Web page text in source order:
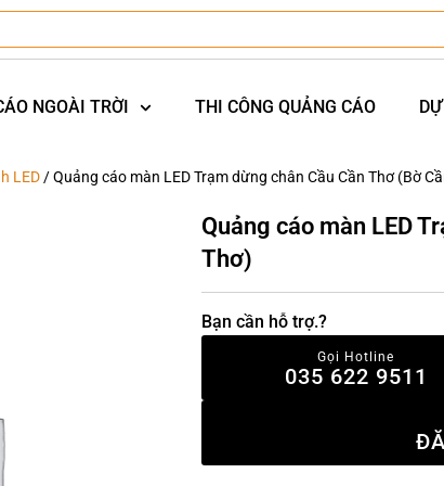
NGOÀI TRỜI THI CÔNG QUẢNG CÁO
LED/ Quảng cáo màn LED Trạm dừng chân Cầu Cần Thơ (Bờ
Quảng cáo màn LED
Thơ)
Bạn cần hỗ trợ.?
Gọi Hotline
035 622 9511